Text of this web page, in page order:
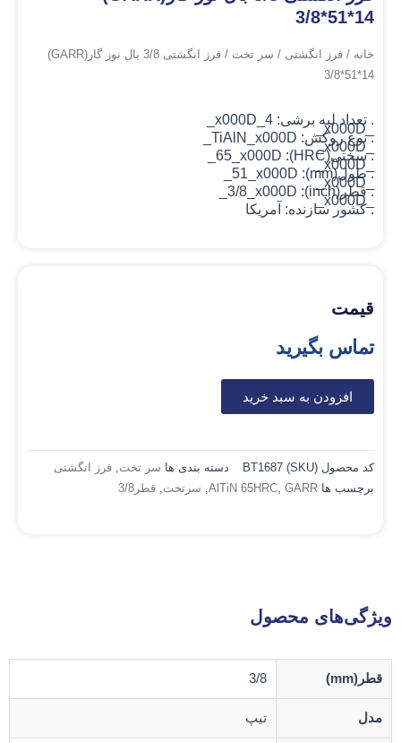
3/8*51*14
خانه / فرز انگشتی / سر تخت
/ فرز انگشتی 3/8 بال نوز گار(GARR)
3/8*51*14
. تعداد لبه برشی: 4_x000D_
_x000D_
. نوع روکش: TiAlN _x000D_
_x000D_
. سختی(HRC): 65_x000D_
_x000D_
. طول(mm): 51_x000D_
_x000D_
. قطر(inch): 3/8_x000D_
_x000D_
. کشور سازنده: آمریکا
قیمت
تماس بگیرید
افزودن به سبد خرید
کد محصول (SKU) BT1687 دسته بندی ها سر تخت فرز انگشتی
برچسب ها
AlTiN 65HRC GARR سرتخت قطر3/8
ویژگی‌های محصول
قطر(mm) 3/8
مدل تیپ